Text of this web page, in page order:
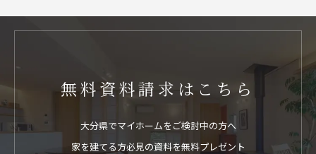
無料資料請求はこちら
大分県でマイホームをご検討中の方へ
家を建てる方必見の資料を無料プレゼント